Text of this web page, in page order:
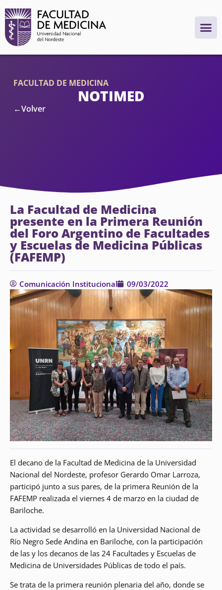
FACULTAD DE MEDICINA
NOTIMED
←Volver
La Facultad de Medicina
presente en la Primera Reunión
del Foro Argentino de Facultades
y Escuelas de Medicina Públicas
(FAFEMP)
Comunicación Institucional 09/03/2022
El decano de la Facultad de Medicina de la Universidad
Nacional del Nordeste, profesor Gerardo Omar Larroza,
participó junto a sus pares, de la primera Reunión de la
FAFEMP realizada el viernes 4 de marzo en la ciudad de
Bariloche.
La actividad se desarrolló en la Universidad Nacional de
Río Negro Sede Andina en Bariloche, con la participación
de las y los decanos de las 24 Facultades y Escuelas de
Medicina de Universidades Públicas de todo el país.
Se trata de la primera reunión plenaria del año, donde se